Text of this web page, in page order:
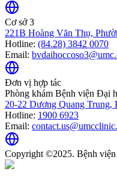
Cơ sở 3
221B Hoàng Văn Thụ,
Hotline: (84.28) 3842 0070
Email:
Đơn vị hợp tác
Phòng khám Bệnh viện Đại
20-22 Dương Quang
Hotline: 1900 6923
Email:
Copyright ©2025. Bệnh